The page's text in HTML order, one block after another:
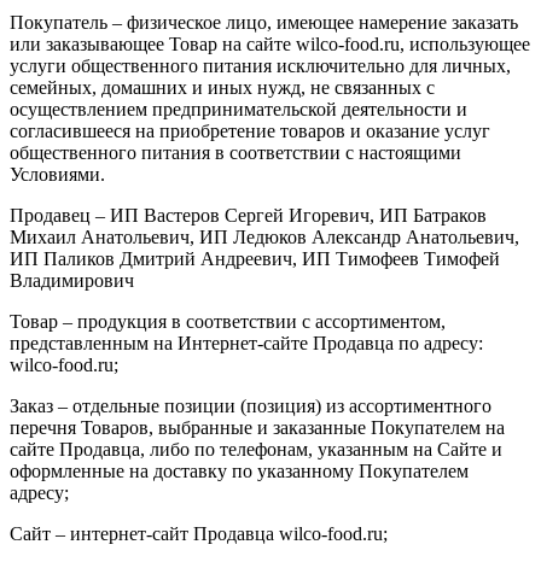
Покупатель – физическое лицо, имеющее намерение заказать
или заказывающее Товар на сайте wilco-food.ru, использующее
услуги общественного питания исключительно для личных,
семейных, домашних и иных нужд, не связанных с
осуществлением предпринимательской деятельности и
согласившееся на приобретение товаров и оказание услуг
общественного питания в соответствии с настоящими
Условиями.
Продавец – ИП Вастеров Сергей Игоревич, ИП Батраков
Михаил Анатольевич, ИП Ледюков Александр Анатольевич,
ИП Паликов Дмитрий Андреевич, ИП Тимофеев Тимофей
Владимирович
Товар – продукция в соответствии с ассортиментом,
представленным на Интернет-сайте Продавца по адресу:
wilco-food.ru;
Заказ – отдельные позиции (позиция) из ассортиментного
перечня Товаров, выбранные и заказанные Покупателем на
сайте Продавца, либо по телефонам, указанным на Сайте и
оформленные на доставку по указанному Покупателем
адресу;
Сайт – интернет-сайт Продавца wilco-food.ru;